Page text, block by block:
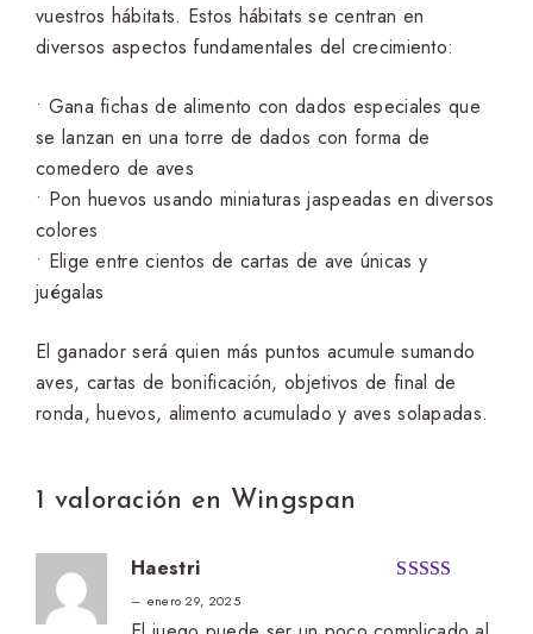
vuestros hábitats. Estos hábitats se centran en
diversos aspectos fundamentales del crecimiento:
• Gana fichas de alimento con dados especiales que
se lanzan en una torre de dados con forma de
comedero de aves
• Pon huevos usando miniaturas jaspeadas en diversos
colores
• Elige entre cientos de cartas de ave únicas y
juégalas
El ganador será quien más puntos acumule sumando
aves, cartas de bonificación, objetivos de final de
ronda, huevos, alimento acumulado y aves solapadas.
1 valoración en Wingspan
con4de
Haestri
– enero 29, 2025